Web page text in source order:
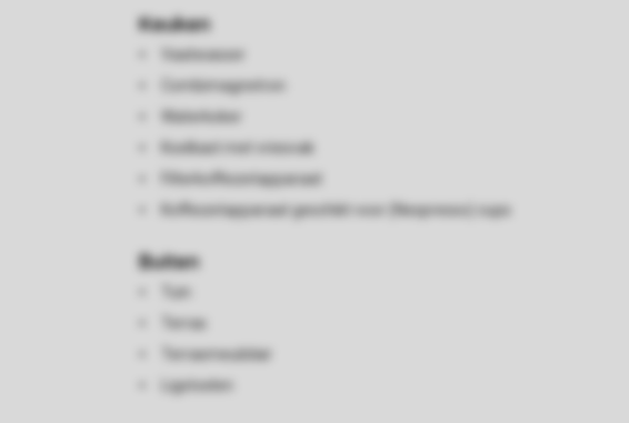
Keuken
Vaatwasser
Combimagnetron
Waterkoker
Koelkast met vriesvak
Filterkoffiezetapparaat
Koffiezetapparaat geschikt voor (Nespresso) cups
Buiten
Tuin
Terras
Terrasmeubilair
Ligstoelen